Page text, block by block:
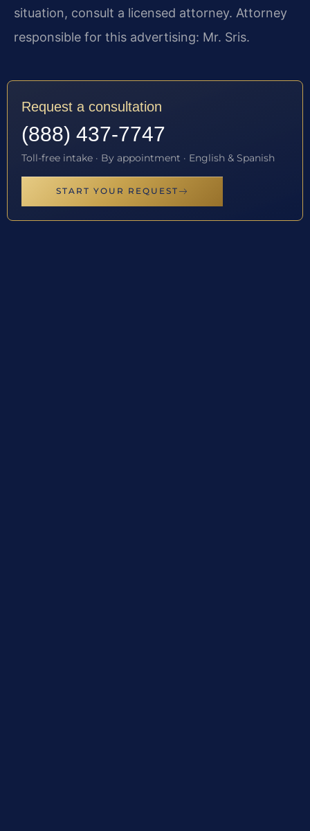
situation, consult a licensed attorney. Attorney
responsible for this advertising: Mr. Sris.
Request a consultation
(888) 437-7747
Toll-free intake · By appointment · English & Spanish
START YOUR REQUEST